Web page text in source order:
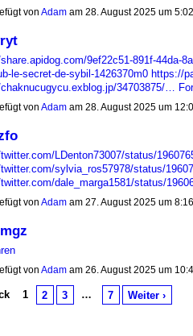
von Adamam 28. August 2025 um
9ef22c51-891f-44da-
le-secret-de-sybil-1426370m0 https://
34703875/…
von Adamam 28. August 2025 um
LDenton73007/status/
sylvia_ros57978/status/
dale_marga1581/status/
von Adamam 27. August 2025 um
von Adamam 26. August 2025 um
1 2 3 … 7 Weiter ›